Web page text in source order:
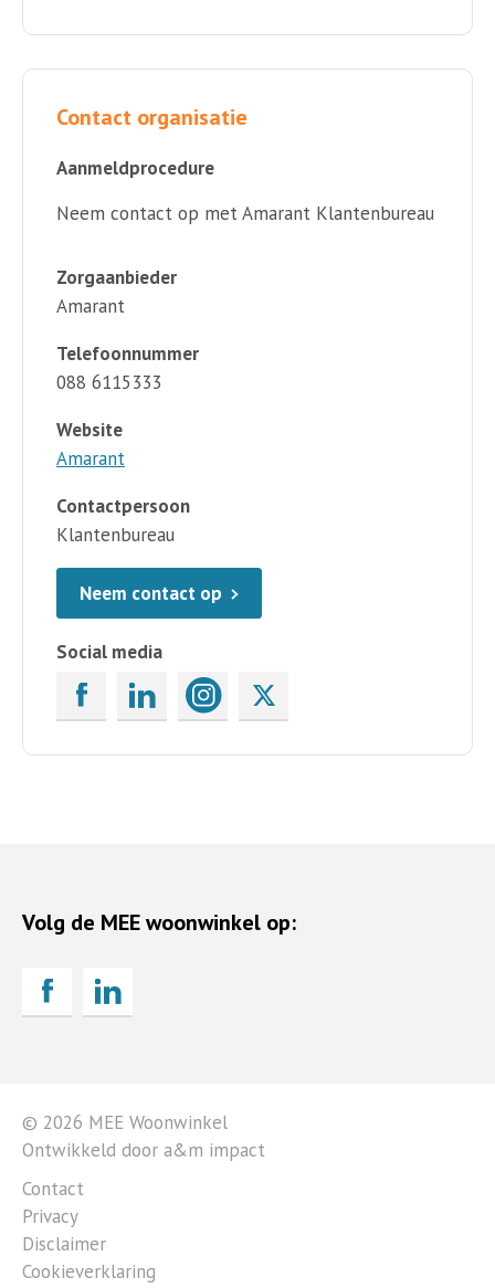
Contact organisatie
Aanmeldprocedure
Neem contact op met Amarant Klantenbureau
Zorgaanbieder
Amarant
Telefoonnummer
088 6115333
Website
Amarant
Contactpersoon
Klantenbureau
Neem contact op
Social media
Volg de MEE woonwinkel op:
© 2026 MEE Woonwinkel
Ontwikkeld door a&m impact
Contact
Privacy
Disclaimer
Cookieverklaring